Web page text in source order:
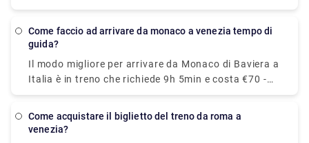
devi prima raggiungere la Stazione Ferroviaria di
Lucia.
come faccio ad arrivare da monaco a venezia tempo di
guida?
Il modo migliore per arrivare da Monaco di Baviera a
Italia è in treno che richiede 9h 5min e costa €70 -
€160. In alternativa, puoi bus, che costa €40 - €60 e
tramite la E45
come acquistare il biglietto del treno da roma a
venezia?